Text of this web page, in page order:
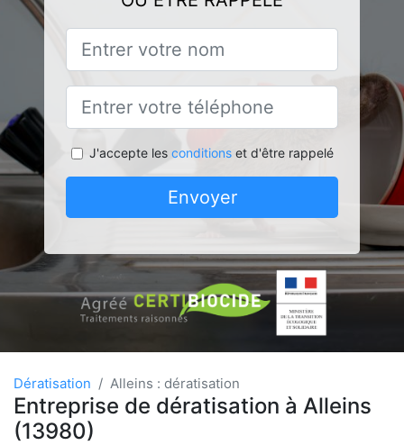
J'accepte les conditionset d'être rappelé
Envoyer
Dératisation Alleins : dératisation
Entreprise de dératisation à Alleins
(13980)